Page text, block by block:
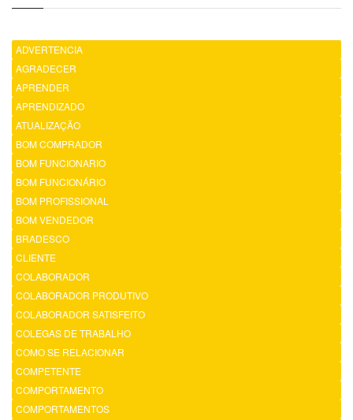
ADVERTENCIA
AGRADECER
APRENDER
APRENDIZADO
ATUALIZAÇÃO
BOM COMPRADOR
BOM FUNCIONARIO
BOM FUNCIONÁRIO
BOM PROFISSIONAL
BOM VENDEDOR
BRADESCO
CLIENTE
COLABORADOR
COLABORADOR PRODUTIVO
COLABORADOR SATISFEITO
COLEGAS DE TRABALHO
COMO SE RELACIONAR
COMPETENTE
COMPORTAMENTO
COMPORTAMENTOS